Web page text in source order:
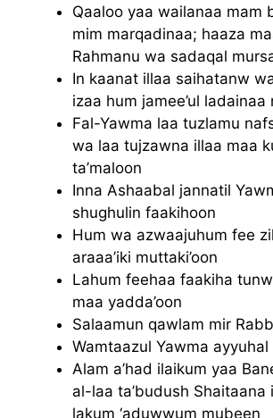
Qaaloo yaa wailanaa mam
mim marqadinaa; haaza
Rahmanu wa sadaqal
In kaanat illaa saihatanw
izaa hum jamee’ul ladainaa
Fal-Yawma laa tuzlamu
wa laa tujzawna illaa maa
ta’maloon
Inna Ashaabal jannatil
shughulin faakihoon
Hum wa azwaajuhum fee
araaa’iki muttaki’oon
Lahum feehaa faakiha
maa yadda’oon
Salaamun qawlam mir
Wamtaazul Yawma
Alam a’had ilaikum yaa
al-laa ta’budush Shaitaana
lakum ‘aduwwum mubeen